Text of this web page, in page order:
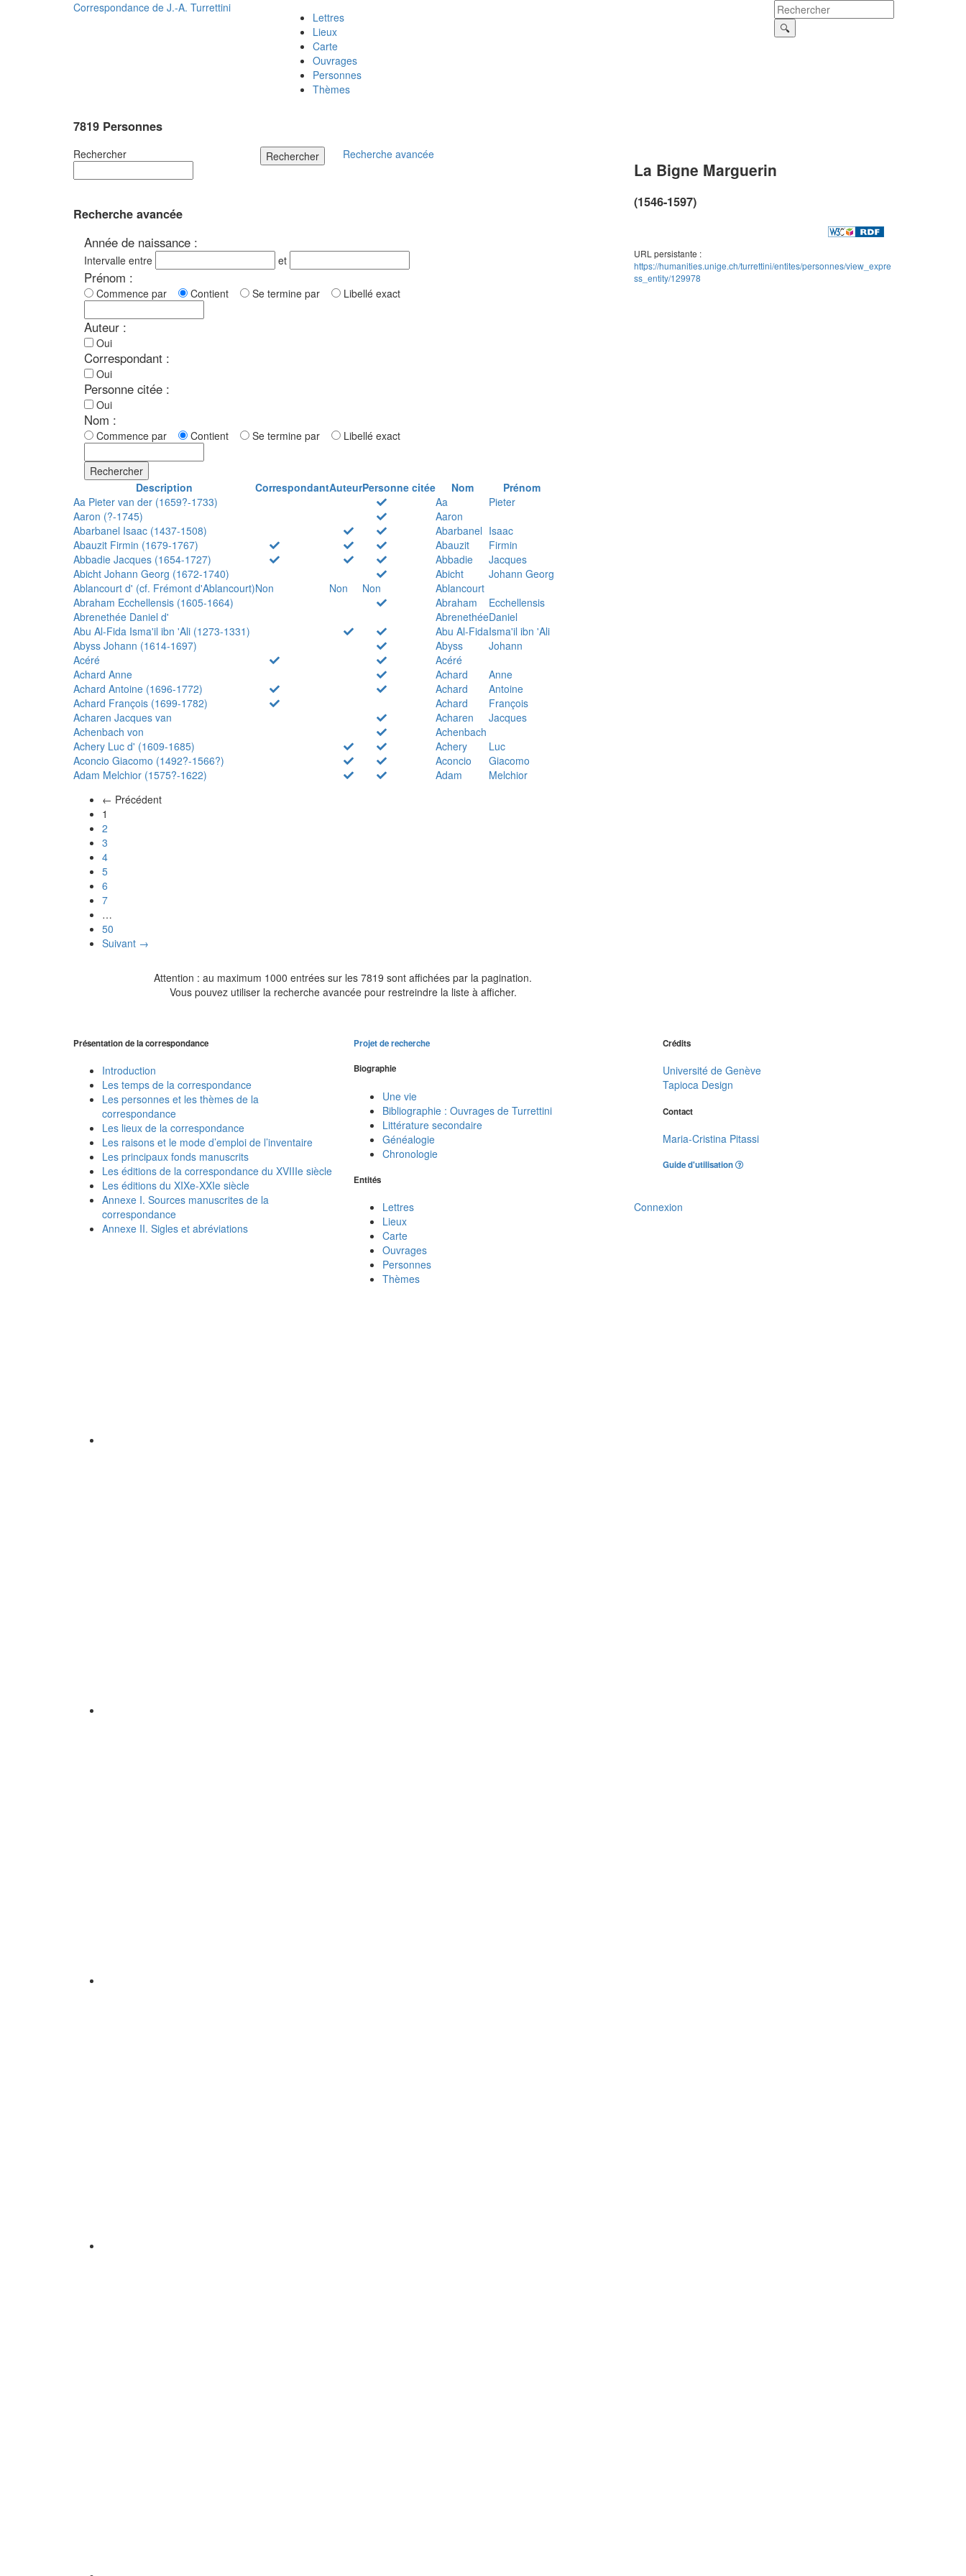
Correspondance de J.-A. Turrettini
Lettres
Lieux
Carte
Ouvrages
Personnes
Thèmes
7819 Personnes
Rechercher Rechercher Recherche avancée
Recherche avancée
Année de naissance :
Intervalle entre et
Prénom :
Commence par Contient Se termine par Libellé exact
Auteur :
Oui
Correspondant :
Oui
Personne citée :
Oui
Nom :
Commence par Contient Se termine par Libellé exact
Rechercher
Description
CorrespondantAuteurPersonne citée Nom
Prénom
Aa Pieter van der (1659?-1733)
Aa
Pieter
Aaron (?-1745)
Aaron
Abarbanel Isaac (1437-1508)
Abarbanel Isaac
Abauzit Firmin (1679-1767)
Abauzit
Firmin
Abbadie Jacques (1654-1727)
Abbadie
Jacques
Abicht Johann Georg (1672-1740)
Abicht
Johann Georg
Ablancourt d' (cf. Frémont d'Ablancourt)Non Non Non
Ablancourt
Abraham Ecchellensis (1605-1664)
Abraham
Ecchellensis
Abrenethée Daniel d'
AbrenethéeDaniel
Abu Al-Fida Isma'il ibn 'Ali (1273-1331)
Abu Al-FidaIsma'il ibn 'Ali
Abyss Johann (1614-1697)
Abyss
Johann
Acéré
Acéré
Achard Anne
Achard
Anne
Achard Antoine (1696-1772)
Achard
Antoine
Achard François (1699-1782)
Achard
François
Acharen Jacques van
Acharen
Jacques
Achenbach von
Achenbach
Achery Luc d' (1609-1685)
Achery
Luc
Aconcio Giacomo (1492?-1566?)
Aconcio
Giacomo
Adam Melchior (1575?-1622)
Adam
Melchior
← Précédent
1
2
3
4
5
6
7
…
50
Suivant →
Attention : au maximum 1000 entrées sur les 7819 sont affichées par la pagination.
Vous pouvez utiliser la recherche avancée pour restreindre la liste à afficher.
La Bigne Marguerin
(1546-1597)
URL persistante :
https://humanities.unige.ch/turrettini/entites/personnes/view_expre
ss_entity/129978
Présentation de la correspondance
Introduction
Les temps de la correspondance
Les personnes et les thèmes de la
correspondance
Les lieux de la correspondance
Les raisons et le mode d’emploi de l’inventaire
Les principaux fonds manuscrits
Les éditions de la correspondance du XVIIIe siècle
Les éditions du XIXe-XXIe siècle
Annexe I. Sources manuscrites de la
correspondance
Annexe II. Sigles et abréviations
Projet de recherche
Biographie
Une vie
Bibliographie : Ouvrages de Turrettini
Littérature secondaire
Généalogie
Chronologie
Entités
Lettres
Lieux
Carte
Ouvrages
Personnes
Thèmes
Crédits
Université de Genève
Tapioca Design
Contact
Maria-Cristina Pitassi
Guide d'utilisation
Connexion